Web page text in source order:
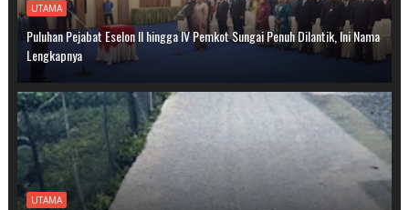
UTAMA
Puluhan Pejabat Eselon II hingga IV Pemkot Sungai Penuh Dilantik, Ini Nama
Lengkapnya
UTAMA